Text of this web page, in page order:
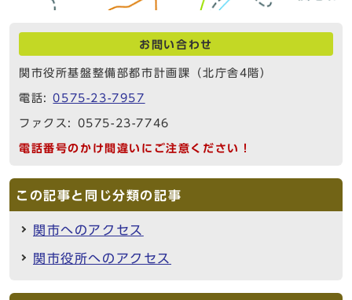
お問い合わせ
関市役所基盤整備部都市計画課（北庁舎4階）
電話:0575-23-7957
ファクス: 0575-23-7746
電話番号のかけ間違いにご注意ください！
この記事と同じ分類の記事
関市へのアクセス
関市役所へのアクセス